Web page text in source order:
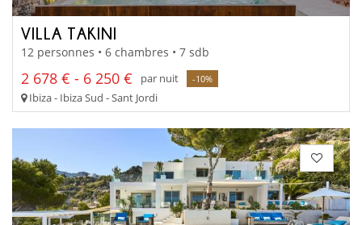
VILLA TAKINI
12 personnes • 6 chambres • 7 sdb
2 678 € - 6 250 € par nuit -10%
Ibiza - Ibiza Sud - Sant Jordi